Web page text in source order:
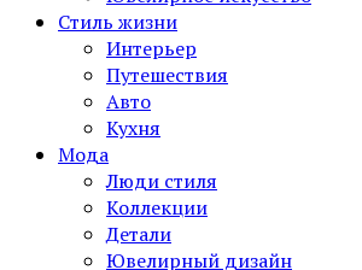
Стиль жизни
Интерьер
Путешествия
Авто
Кухня
Мода
Люди стиля
Коллекции
Детали
Ювелирный дизайн